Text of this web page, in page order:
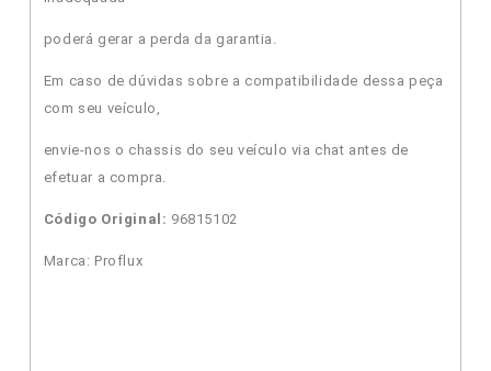
poderá gerar a perda da garantia.
Em caso de dúvidas sobre a compatibilidade dessa peça
com seu veículo,
envie-nos o chassis do seu veículo via chat antes de
efetuar a compra.
Código Original: 96815102
Marca: Proflux